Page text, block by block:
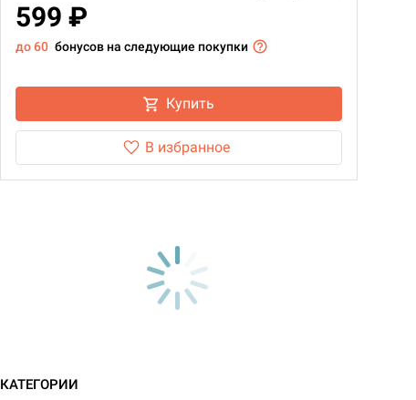
599 ₽
до 60 бонусов на следующие покупки
Купить
В избранное
КАТЕГОРИИ